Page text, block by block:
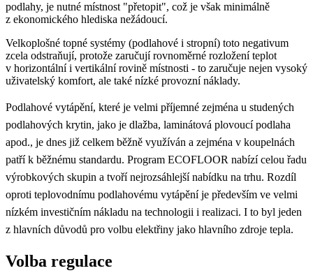
podlahy, je nutné místnost "přetopit", což je však minimálně
z ekonomického hlediska nežádoucí.
Velkoplošné topné systémy (podlahové i stropní) toto negativum
zcela odstraňují, protože zaručují rovnoměrné rozložení teplot
v horizontální i vertikální rovině místnosti - to zaručuje nejen vysoký
uživatelský komfort, ale také nízké provozní náklady.
Podlahové vytápění, které je velmi příjemné zejména u studených
podlahových krytin, jako je dlažba, laminátová plovoucí podlaha
apod., je dnes již celkem běžně využíván a zejména v koupelnách
patří k běžnému standardu. Program ECOFLOOR nabízí celou řadu
výrobkových skupin a tvoří nejrozsáhlejší nabídku na trhu. Rozdíl
oproti teplovodnímu podlahovému vytápění je především ve velmi
nízkém investičním nákladu na technologii i realizaci. I to byl jeden
z hlavních důvodů pro volbu elektřiny jako hlavního zdroje tepla.
Volba regulace